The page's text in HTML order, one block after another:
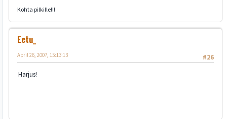
Kohta pilkille!!!
Eetu_
#26
April 26, 2007, 15:13:13
Harjus!